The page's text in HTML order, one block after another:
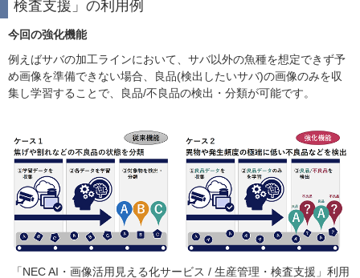
検査支援」の利用例
今回の強化機能
例えばサバの加工ラインにおいて、サバ以外の魚種を想定できず予
め画像を準備できない場合、良品(検出したいサバ)の画像のみを収
集し学習することで、良品/不良品の検出・分類が可能です。
「NEC AI・画像活用見える化サービス / 生産管理・検査支援」利用